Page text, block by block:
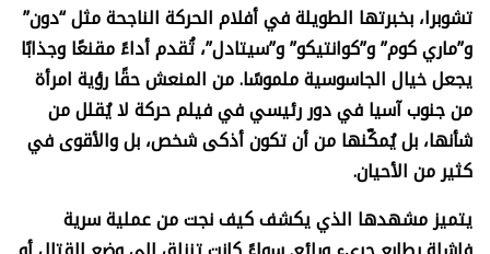
تشوبرا، بخبرتها الطويلة في أفلام الحركة الناجحة مثل “دون”
و”ماري كوم” و”كوانتيكو” و”سيتادل”، تُقدم أداءً مقنعًا وجذابًا
يجعل خيال الجاسوسية ملموسًا. من المنعش حقًا رؤية امرأة
من جنوب آسيا في دور رئيسي في فيلم حركة لا يُقلل من
شأنها، بل يُمكّنها من أن تكون أذكى شخص، بل والأقوى في
كثير من الأحيان.
يتميز مشهدها الذي يكشف كيف نجت من عملية سرية